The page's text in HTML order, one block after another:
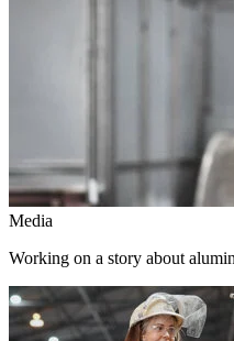
Media
Working on a story about